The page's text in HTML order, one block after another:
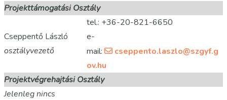
Projekttámogatási Osztály
Cseppentő László
osztályvezető
tel.: +36-20-821-6650
e-
mail:
cseppento.laszlo@szgyf.g
ov.hu
Projektvégrehajtási Osztály
Jelenleg nincs